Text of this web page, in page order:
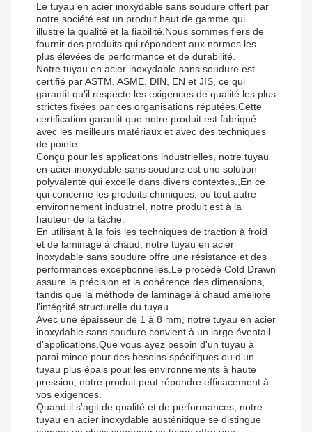
Le tuyau en acier inoxydable sans soudure offert par
notre société est un produit haut de gamme qui
illustre la qualité et la fiabilité.Nous sommes fiers de
fournir des produits qui répondent aux normes les
plus élevées de performance et de durabilité.
Notre tuyau en acier inoxydable sans soudure est
certifié par ASTM, ASME, DIN, EN et JIS, ce qui
garantit qu'il respecte les exigences de qualité les plus
strictes fixées par ces organisations réputées.Cette
certification garantit que notre produit est fabriqué
avec les meilleurs matériaux et avec des techniques
de pointe..
Conçu pour les applications industrielles, notre tuyau
en acier inoxydable sans soudure est une solution
polyvalente qui excelle dans divers contextes.,En ce
qui concerne les produits chimiques, ou tout autre
environnement industriel, notre produit est à la
hauteur de la tâche.
En utilisant à la fois les techniques de traction à froid
et de laminage à chaud, notre tuyau en acier
inoxydable sans soudure offre une résistance et des
performances exceptionnelles.Le procédé Cold Drawn
assure la précision et la cohérence des dimensions,
tandis que la méthode de laminage à chaud améliore
l'intégrité structurelle du tuyau.
Avec une épaisseur de 1 à 8 mm, notre tuyau en acier
inoxydable sans soudure convient à un large éventail
d'applications.Que vous ayez besoin d'un tuyau à
paroi mince pour des besoins spécifiques ou d'un
tuyau plus épais pour les environnements à haute
pression, notre produit peut répondre efficacement à
vos exigences.
Quand il s'agit de qualité et de performances, notre
tuyau en acier inoxydable austénitique se distingue